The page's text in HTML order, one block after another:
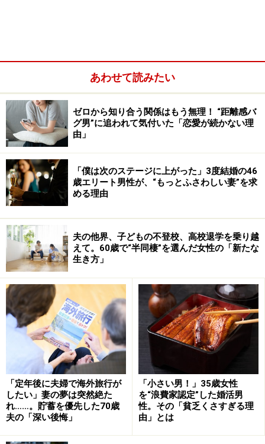
「私は今もその会社に勤めていて独身。つまり、何も変
わってないんです。父を見送って、今は70歳の母とふた
りで暮らしています」
友人のA子は、25歳のとき他社のエリート男性と結婚し
て退職。今は都内の高級マンションに住み、私立中学に
通う息子と小学生の娘がいる。
「髪も肌も手入れが行き届いている感じでしたね。そう
いえば彼女の実家も裕福だったから、そうやってお金に
困らない人生を歩んでいるんだろうなと思いました」
B子は29歳のときに駆け込みで結婚して退職。ところが
夫の浮気が発覚して一児をもうけたが4年で離婚、苦労
したものの再就職し、今は近所に住む実母の手を借りな
がら、子どもとふたりで暮らしている。
「つきあっている人がいるけど、結婚は当分しないと言
あわせて読みたい
ゼロから知り合う関係はもう無理！ “距離感バ
グ男”に追われて気付いた「恋愛が続かない理
由」
「僕は次のステージに上がった」3度結婚の46
歳エリート男性が、“もっとふさわしい妻”を求
める理由
夫の他界、子どもの不登校、高校退学を乗り越
えて。60歳で“半同棲”を選んだ女性の「新たな
生き方」
「定年後に夫婦で海外旅行が
したい」妻の夢は突然絶た
れ……。貯蓄を優先した70歳
夫の「深い後悔」
「小さい男！」35歳女性
を“浪費家認定”した婚活男
性。その「貧乏くさすぎる理
由」とは